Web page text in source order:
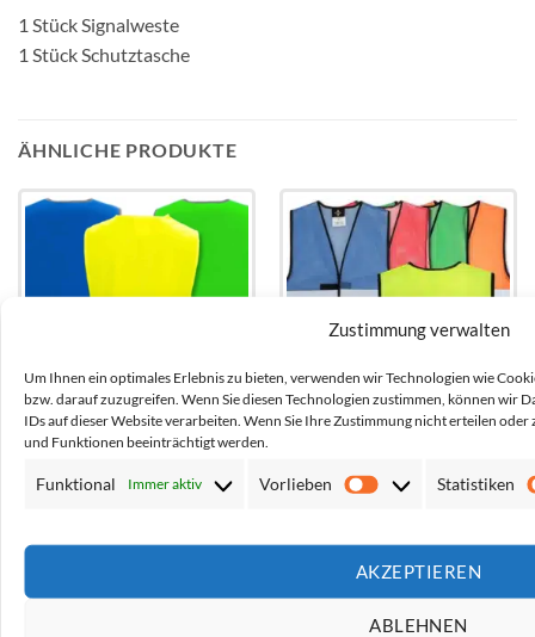
Zustimmung verwalten
Um Ihnen ein optimales Erlebnis zu bieten, verwenden wir Technologien wie
bzw. darauf zuzugreifen. Wenn Sie diesen Technologien zustimmen, können wir
IDs auf dieser Website verarbeiten. Wenn Sie Ihre Zustimmung nicht erteilen
und Funktionen beeinträchtigt werden.
Funktional Immer aktiv Vorlieben
Vorlieben
Statistiken
AKZEPTIEREN
ABLEHNEN
1 Stück Signalweste
1 Stück Schutztasche
ÄHNLICHE PRODUKTE
Add to
Unbedruckte Test-Kinder-
Grundschule
Brutto*:2,95€
Add to
wishlist
Unbedruckte Test-Mesh
2,48€
Brutto*:2,95€